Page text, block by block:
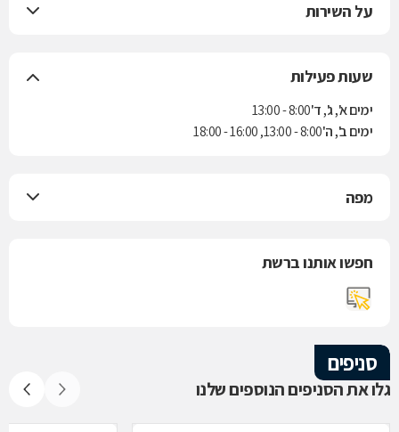
על השירות
שעות פעילות
ימים א', ג', ד'8:00 - 13:00
ימים ב', ה'8:00 - 13:00, 16:00 - 18:00
מפה
חפשו אותנו ברשת
סניפים
גלו את הסניפים הנוספים שלנו